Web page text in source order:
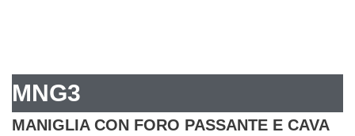
MNG3
MANIGLIA CON FORO PASSANTE E CAVA